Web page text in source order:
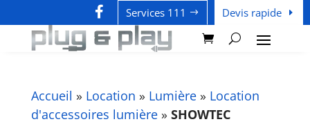
 Services 111 Devis rapide
Accueil » Location » Lumière» Location
d'accessoires lumière» SHOWTEC